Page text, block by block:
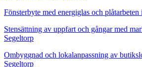
Fönsterbyte med energiglas och
Stensättning av uppfart och gångar med
Segeltorp
Ombyggnad och lokalanpassning av
Segeltorp